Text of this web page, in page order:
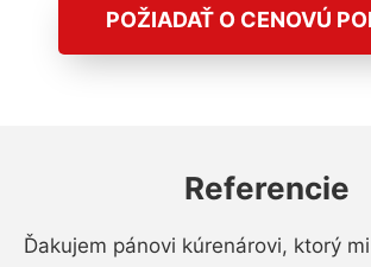
POŽIADAŤ O CENOVÚ
Referencie
Ďakujem pánovi kúrenárovi, ktorý